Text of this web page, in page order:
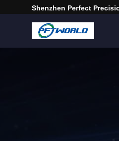
Shenzhen Perfect